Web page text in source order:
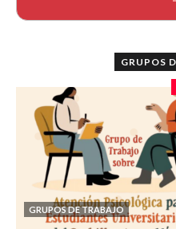
GRUPOS
GRUPOS DE TRABAJO